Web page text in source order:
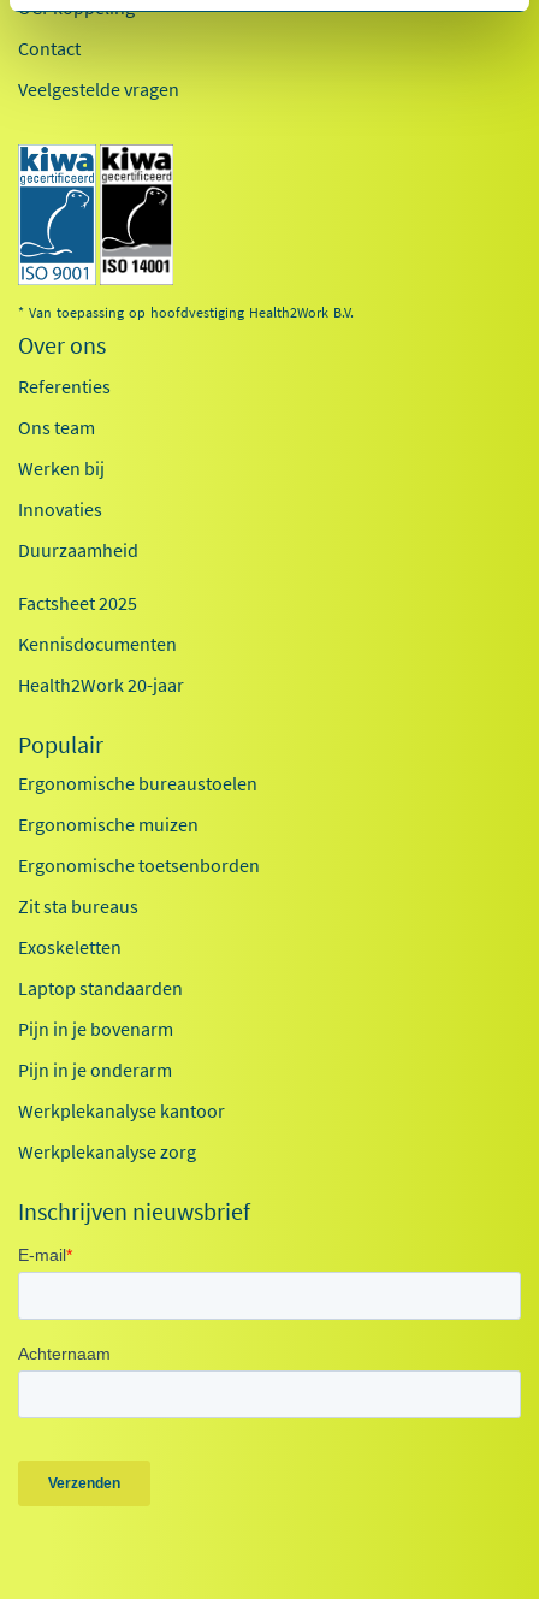
OCI-koppeling
Contact
Veelgestelde vragen
* Van toepassing op hoofdvestiging Health2Work B.V.
Over ons
Referenties
Ons team
Werken bij
Innovaties
Duurzaamheid
Factsheet 2025
Kennisdocumenten
Health2Work 20-jaar
Populair
Ergonomische bureaustoelen
Ergonomische muizen
Ergonomische toetsenborden
Zit sta bureaus
Exoskeletten
Laptop standaarden
Pijn in je bovenarm
Pijn in je onderarm
Werkplekanalyse kantoor
Werkplekanalyse zorg
Inschrijven nieuwsbrief